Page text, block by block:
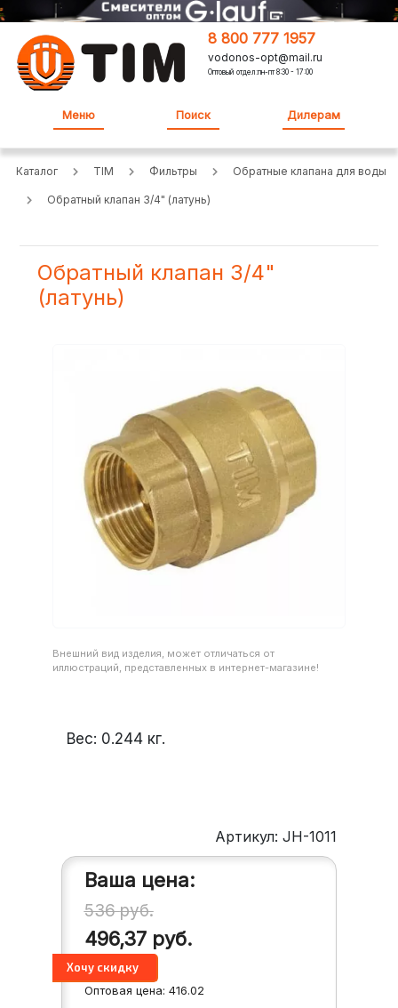
8 800 777 1957
vodonos-opt@mail.ru
Оптовый отдел:пн-пт 8:30 - 17:00
Меню Поиск Дилерам
Каталог TIM Фильтры Обратные клапана для воды
Обратный клапан 3/4" (латунь)
Обратный клапан 3/4"
(латунь)
Внешний вид изделия, может отличаться от
иллюстраций, представленных в интернет-магазине!
Вес: 0.244 кг.
Артикул: JH-1011
Ваша цена:
536руб.
496,37 руб.
Оптовая цена: 416.02